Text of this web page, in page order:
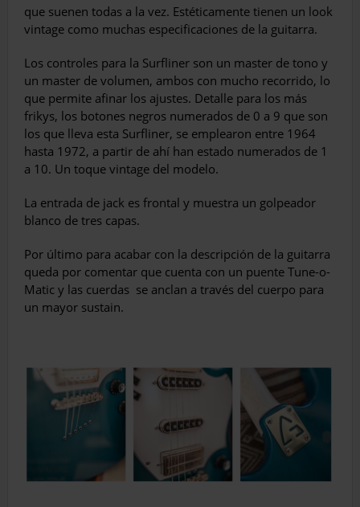
que suenen todas a la vez. Estéticamente tienen un look
vintage como muchas especificaciones de la guitarra.
Los controles para la Surfliner son un master de tono y
un master de volumen, ambos con mucho recorrido, lo
que permite afinar los ajustes. Detalle para los más
frikys, los botones negros numerados de 0 a 9 que son
los que lleva esta Surfliner, se emplearon entre 1964
hasta 1972, a partir de ahí han estado numerados de 1
a 10. Un toque vintage del modelo.
La entrada de jack es frontal y muestra un golpeador
blanco de tres capas.
Por último para acabar con la descripción de la guitarra
queda por comentar que cuenta con un puente Tune-o-
Matic y las cuerdas se anclan a través del cuerpo para
un mayor sustain.